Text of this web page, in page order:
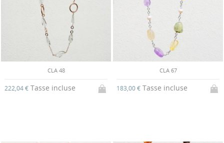
CLA 48
222,04 € Tasse incluse
CLA 67
183,00 € Tasse incluse